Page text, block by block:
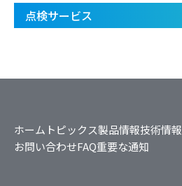
点検サービス
ホーム トピックス製品情報技術情報
お問い合わせFAQ重要な通知